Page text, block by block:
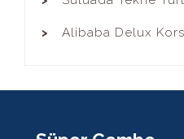
Alibaba Delux